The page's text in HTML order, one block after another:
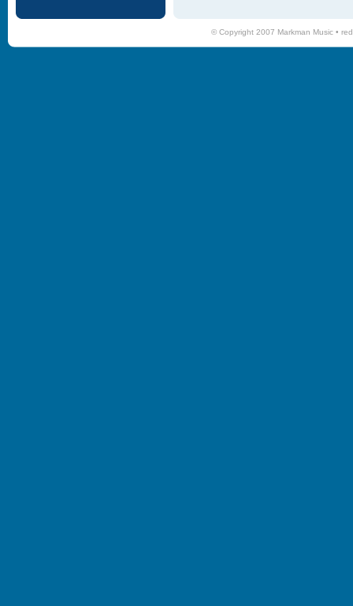
© Copyright 2007 Markman Music •